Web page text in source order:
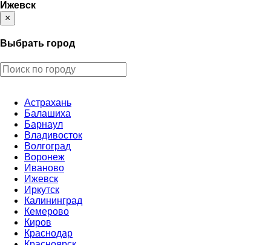
Ижевск
×
Выбрать город
Астрахань
Балашиха
Барнаул
Владивосток
Волгоград
Воронеж
Иваново
Ижевск
Иркутск
Калининград
Кемерово
Киров
Краснодар